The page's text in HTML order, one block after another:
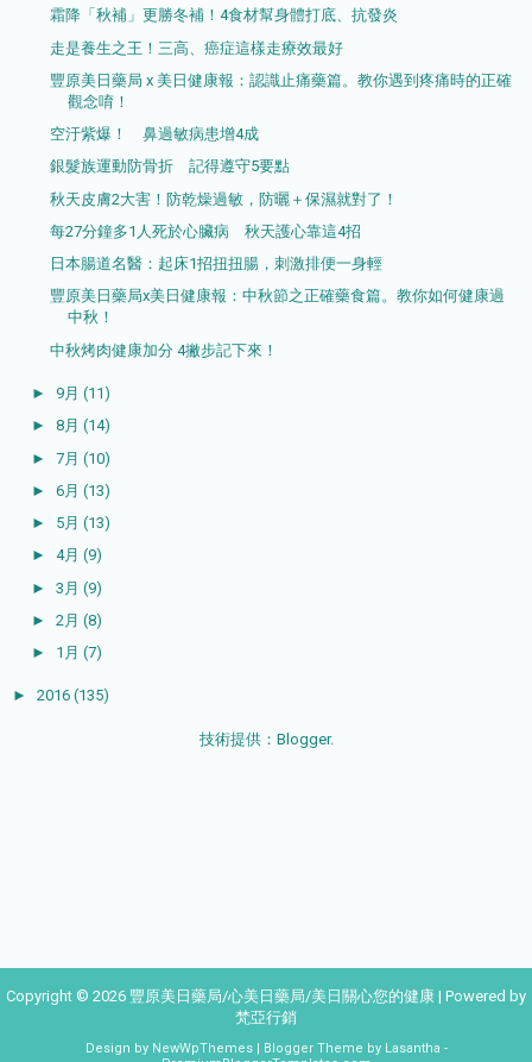
霜降「秋補」更勝冬補！4食材幫身體打底、抗發炎
走是養生之王！三高、癌症這樣走療效最好
豐原美日藥局 x 美日健康報：認識止痛藥篇。教你遇到疼痛時的正確
觀念唷！
空汙紫爆！ 鼻過敏病患增4成
銀髮族運動防骨折 記得遵守5要點
秋天皮膚2大害！防乾燥過敏，防曬＋保濕就對了！
每27分鐘多1人死於心臟病 秋天護心靠這4招
日本腸道名醫：起床1招扭扭腸，刺激排便一身輕
豐原美日藥局x美日健康報：中秋節之正確藥食篇。教你如何健康過
中秋！
中秋烤肉健康加分 4撇步記下來！
► 9月 (11)
► 8月 (14)
► 7月 (10)
► 6月 (13)
► 5月 (13)
► 4月 (9)
► 3月 (9)
► 2月 (8)
► 1月 (7)
► 2016 (135)
技術提供： Blogger.
Copyright © 2026 豐原美日藥局/心美日藥局/美日關心您的健康 | Powered by
梵亞行銷
Design by NewWpThemes| Blogger Theme by Lasantha -